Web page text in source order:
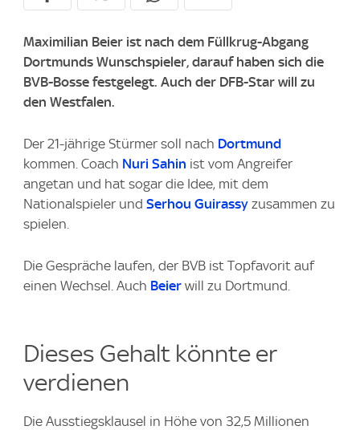
Maximilian Beier ist nach dem Füllkrug-Abgang
Dortmunds Wunschspieler, darauf haben sich die
BVB-Bosse festgelegt. Auch der DFB-Star will zu
den Westfalen.
Der 21-jährige Stürmer soll nach Dortmund
kommen. Coach Nuri Sahin ist vom Angreifer
angetan und hat sogar die Idee, mit dem
Nationalspieler und Serhou Guirassy zusammen zu
spielen.
Die Gespräche laufen, der BVB ist Topfavorit auf
einen Wechsel. Auch Beier will zu Dortmund.
Dieses Gehalt könnte er
verdienen
Die Ausstiegsklausel in Höhe von 32,5 Millionen